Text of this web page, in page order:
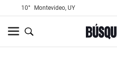
10° Montevideo, UY